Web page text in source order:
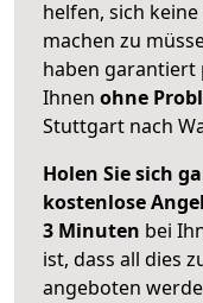
helfen, sich
machen zu
haben garantiert
Ihnen ohne
Stuttgart nach
Holen Sie sich
kostenlose
3 Minuten bei
ist, dass all dies
angeboten